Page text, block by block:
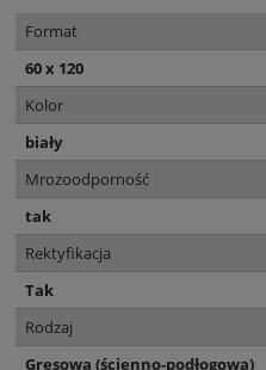
Format
60 x 120
Kolor
biały
Mrozoodporność
tak
Rektyfikacja
Tak
Rodzaj
Gresowa (ścienno-podłogowa)